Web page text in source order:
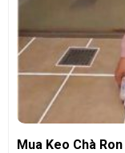
Mua Keo Chà